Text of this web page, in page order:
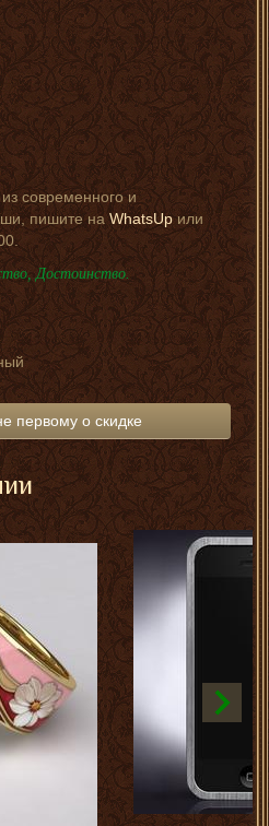
современного и
пишите наWhatsUpили
Достоинство.
первому о скидке